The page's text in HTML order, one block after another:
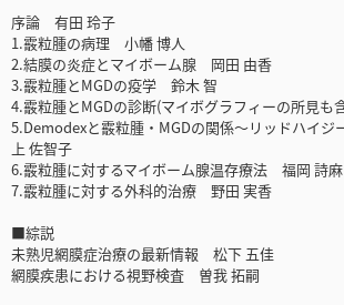
序論 有田 玲子
1.霰粒腫の病理 小幡 博人
2.結膜の炎症とマイボーム腺 岡田 由香
3.霰粒腫とMGDの疫学 鈴木 智
4.霰粒腫とMGDの診断(マイボグラフィーの所見
5.Demodexと霰粒腫・MGDの関係～リッドハイ
上 佐智子
6.霰粒腫に対するマイボーム腺温存療法 福岡 詩麻
7.霰粒腫に対する外科的治療 野田 実香
■綜説
未熟児網膜症治療の最新情報 松下 五佳
網膜疾患における視野検査 曽我 拓嗣